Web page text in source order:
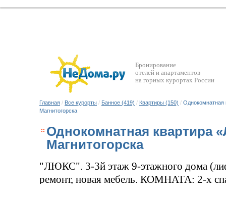
Бронирование
отелей и апартаментов
на горных курортах России
Главная / Все курорты / Банное (419) / Квартиры (150) / Однокомнатная
Магнитогорска
Однокомнатная квартира
Магнитогорска
"ЛЮКС". 3-3й этаж 9-этажного дома
ремонт, новая мебель. КОМНАТА: 2-х